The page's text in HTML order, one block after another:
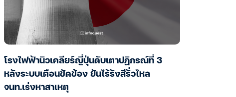
โรงไฟฟ้านิวเคลียร์ญี่ปุ่นดับเตาปฏิกรณ์ที่ 3
หลังระบบเตือนขัดข้อง ยันไร้รังสีรั่วไหล
จนท.เร่งหาสาเหตุ